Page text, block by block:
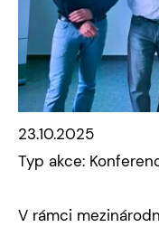
23.10.2025
Typ akce:
V rámci